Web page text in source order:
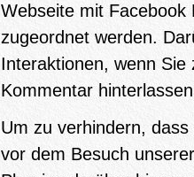
Webseite mit Facebook
zugeordnet werden.
Interaktionen, wenn
Kommentar
Um zu verhindern,
vor dem Besuch